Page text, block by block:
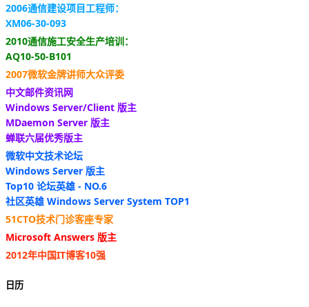
2006通信建设项目工程师：
XM06-30-093
2010通信施工安全生产培训：
AQ10-50-B101
2007微软金牌讲师大众评委
中文邮件资讯网
Windows Server/Client 版主
MDaemon Server 版主
蝉联六届优秀版主
微软中文技术论坛
Windows Server 版主
Top10 论坛英雄 - NO.6
社区英雄 Windows Server System TOP1
51CTO技术门诊客座专家
Microsoft Answers 版主
2012年中国IT博客10强
日历